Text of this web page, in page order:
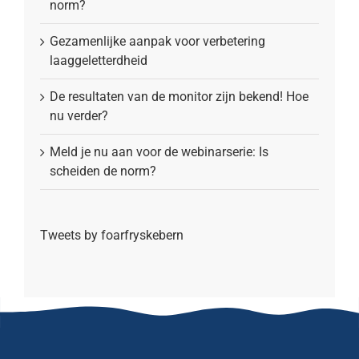
norm?
Gezamenlijke aanpak voor verbetering
laaggeletterdheid
De resultaten van de monitor zijn bekend! Hoe
nu verder?
Meld je nu aan voor de webinarserie: Is
scheiden de norm?
Tweets by foarfryskebern